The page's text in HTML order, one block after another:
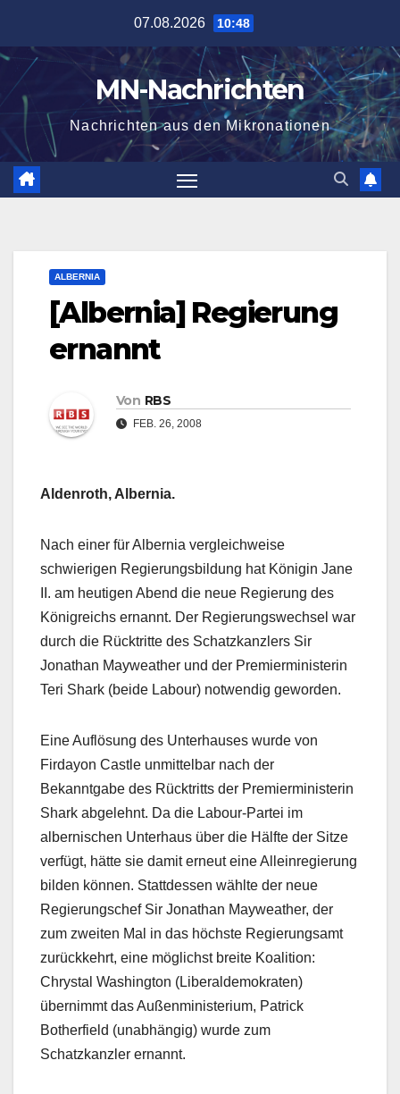
springen
07.08.2026 10:48
MN-Nachrichten
Nachrichten aus den Mikronationen
ALBERNIA
[Albernia] Regierung
ernannt
Von RBS
FEB. 26, 2008
Aldenroth, Albernia.
Nach einer für Albernia vergleichweise
schwierigen Regierungsbildung hat Königin Jane
II. am heutigen Abend die neue Regierung des
Königreichs ernannt. Der Regierungswechsel war
durch die Rücktritte des Schatzkanzlers Sir
Jonathan Mayweather und der Premierministerin
Teri Shark (beide Labour) notwendig geworden.
Eine Auflösung des Unterhauses wurde von
Firdayon Castle unmittelbar nach der
Bekanntgabe des Rücktritts der Premierministerin
Shark abgelehnt. Da die Labour-Partei im
albernischen Unterhaus über die Hälfte der Sitze
verfügt, hätte sie damit erneut eine Alleinregierung
bilden können. Stattdessen wählte der neue
Regierungschef Sir Jonathan Mayweather, der
zum zweiten Mal in das höchste Regierungsamt
zurückkehrt, eine möglichst breite Koalition:
Chrystal Washington (Liberaldemokraten)
übernimmt das Außenministerium, Patrick
Botherfield (unabhängig) wurde zum
Schatzkanzler ernannt.